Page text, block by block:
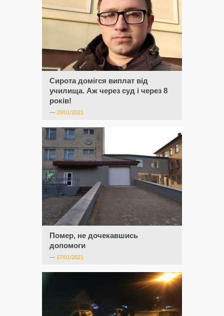
Сирота домігся виплат від
училища. Аж через суд і через 8
років!
— 20/01/2021
Помер, не дочекавшись
допомоги
— 17/01/2021